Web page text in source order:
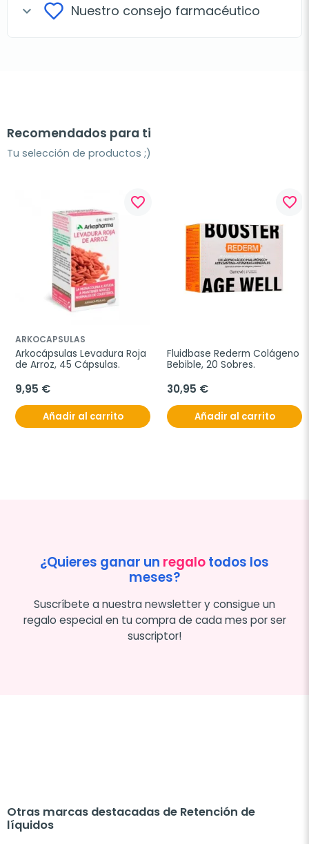
expand_more Nuestro consejo farmacéutico
Recomendados para ti
Tu selección de productos ;)
favorite_border
ARKOCAPSULAS
Arkocápsulas Levadura Roja
de Arroz, 45 Cápsulas.
9,95 €
Añadir al carrito
favorite_border
Fluidbase Rederm Colágeno
Bebible, 20 Sobres.
30,95 €
Añadir al carrito
¿Quieres ganar un regalotodos los
meses?
Suscríbete a nuestra newsletter y consigue un
regalo especial en tu compra de cada mes por ser
suscriptor!
Otras marcas destacadas de Retención de
líquidos